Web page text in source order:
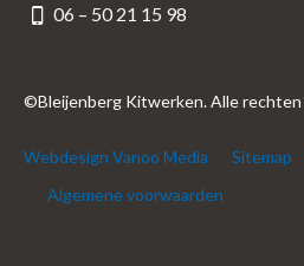
06 – 50 21 15 98
©Bleijenberg Kitwerken. Alle
Webdesign Vanoo Media Sitemap
Algemene voorwaarden